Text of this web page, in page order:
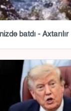
batdı - Axtarılır